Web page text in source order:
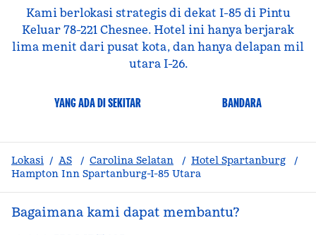
Kami berlokasi strategis di dekat I-85 di Pintu
Keluar 78-221 Chesnee. Hotel ini hanya berjarak
lima menit dari pusat kota, dan hanya delapan mil
utara I-26.
YANG ADA DI SEKITAR BANDARA
Lokasi / AS / Carolina Selatan / Hotel Spartanburg
/
Hampton Inn Spartanburg-I-85 Utara
Bagaimana kami dapat membantu?